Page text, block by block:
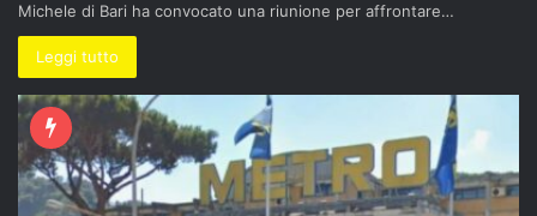
Michele di Bari ha convocato una riunione per affrontare…
Leggi tutto